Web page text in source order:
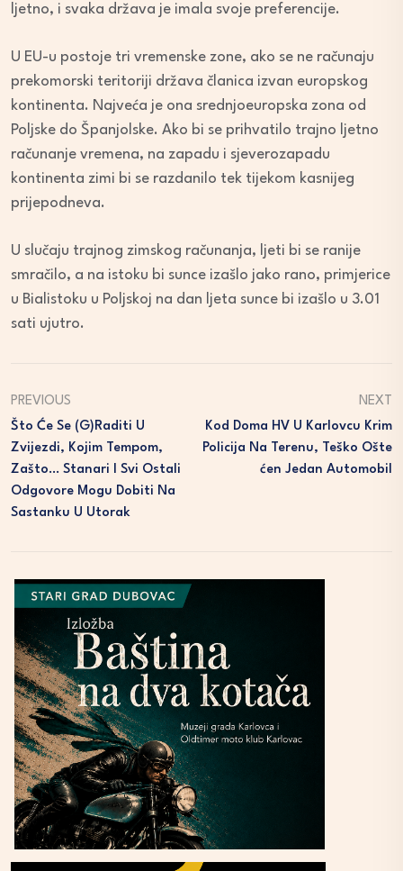
ljetno, i svaka država je imala svoje preferencije.
U EU-u postoje tri vremenske zone, ako se ne računaju
prekomorski teritoriji država članica izvan europskog
kontinenta. Najveća je ona srednjoeuropska zona od
Poljske do Španjolske. Ako bi se prihvatilo trajno ljetno
računanje vremena, na zapadu i sjeverozapadu
kontinenta zimi bi se razdanilo tek tijekom kasnijeg
prijepodneva.
U slučaju trajnog zimskog računanja, ljeti bi se ranije
smračilo, a na istoku bi sunce izašlo jako rano, primjerice
u Bialistoku u Poljskoj na dan ljeta sunce bi izašlo u 3.01
sati ujutro.
PREVIOUS
Što Će Se (g)raditi U
Zvijezdi, Kojim Tempom,
Zašto… Stanari I Svi Ostali
Odgovore Mogu Dobiti Na
Sastanku U Utorak
NEXT
Kod Doma HV U Karlovcu Krim
Policija Na Terenu, Teško Ošte
Ćen Jedan Automobil